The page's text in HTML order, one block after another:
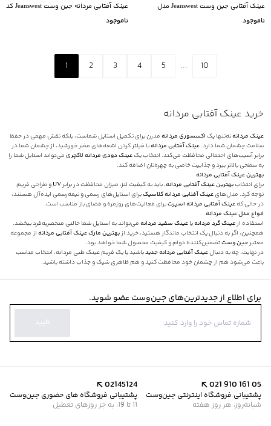
عینک آفتابی جین وست Jeanswest مدل
92910095
ناموجود
عینک آفتابی مردانه جین وست Jeanswest کد
01910089
ناموجود
1 2 3 4 5 ... 10
خرید عینک آفتابی مردانه
عینک مردانهنه‌تنها یکاکسسوری مردانهمدرن برای تکمیل استایل شماست، بلکه نقش مهمی در حفظ
سلامت چشمان شما دارد.عینک آفتابی مردانهبا فیلتر کردن اشعه‌های مضر خورشید، از چشمان شما در
برابر آسیب‌های احتمالی محافظت می‌کند. انتخاب یکعینک دودی مردانه لاکچریمی‌تواند استایل شما را
به سطحی بالاتر ببرد و جذابیت خاصی به چهره‌تان اضافه کند.
بهترین عینک آفتابی مردانه
برای انتخاببهترین عینک آفتابی مردانه
، باید به کیفیت لنز، میزان محافظت در برابر UV و طراحی فریم
توجه کرد. مدل‌هایعینک آفتابی مردانه کلاسیکبرای استایل‌های رسمی و نیمه‌رسمی ایده‌آل هستند،
در حالی کهعینک آفتابی مردانه اسپرتبرای فعالیت‌های روزمره و فضای باز مناسب است.
انواع مدل عینک مردانه
استفاده ازعینک گرد مردانهیاعینک سفید مردانهمی‌تواند به استایل شما حالتی منحصربه‌فرد ببخشد.
همچنین، اگر به دنبال یک انتخاب ماندگار هستید، خرید ازبهترین مارک عینک آفتابی مردانهاز مجموعه
معتبرجین وستتضمین‌کننده دوام و کیفیت محصول شما خواهد بود.
در نهایت، چه به دنبالعینک آفتابی مردانه جدیدباشید یا یک فریم عینک طبی مردانه، انتخاب مناسب
باعث می‌شود هم از چشمان خود محافظت کنید و هم ظاهری شیک و جذاب داشته باشید.
برای اطلاع از جدیدترین‌های جین‌وست عضو شوید.
تایید
021 910 161 05
پشتیبانی فروشگاه اینترنتی جین‌وست
شبانه‌روز، هر روز هفته
02145124
پشتیبانی فروشگاه های حضوری جین‌وست
11 تا 19، به جز روزهای تعطیل